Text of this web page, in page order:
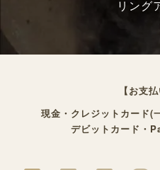
リング
【お支
現金・クレジットカード(
デビットカード・